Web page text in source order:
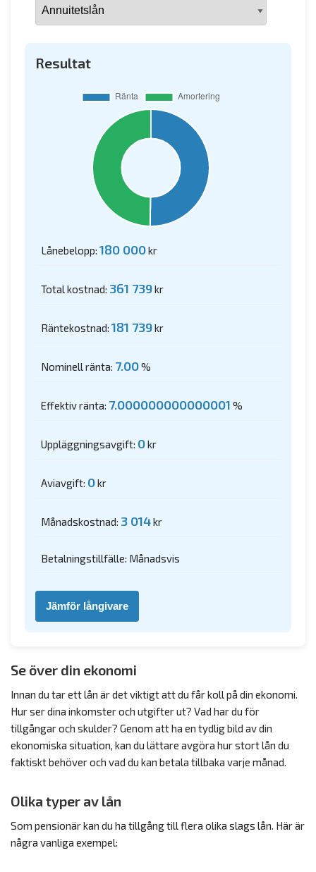
Resultat
Lånebelopp: 180 000kr
Total kostnad: 361 739kr
Räntekostnad: 181 739kr
Nominell ränta: 7.00%
Effektiv ränta: 7.000000000000001 %
Uppläggningsavgift: 0kr
Aviavgift: 0kr
Månadskostnad: 3 014kr
Betalningstillfälle: Månadsvis
Jämför långivare
Se över din ekonomi
Innan du tar ett lån är det viktigt att du får koll på din ekonomi.
Hur ser dina inkomster och utgifter ut? Vad har du för
tillgångar och skulder? Genom att ha en tydlig bild av din
ekonomiska situation, kan du lättare avgöra hur stort lån du
faktiskt behöver och vad du kan betala tillbaka varje månad.
Olika typer av lån
Som pensionär kan du ha tillgång till flera olika slags lån. Här är
några vanliga exempel: